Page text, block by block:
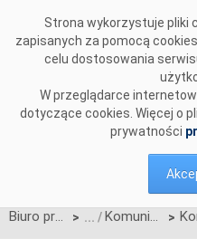
Strona wykorzystuje pliki
zapisanych za pomocą
celu dostosowania
W przeglądarce
dotyczące cookies. Więcej o
prywatności
Biuro prasowe > Komunikaty OSP >